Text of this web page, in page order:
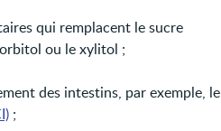
qui remplacent le sucre
ou le xylitol ;
des intestins, par exemple, le
;